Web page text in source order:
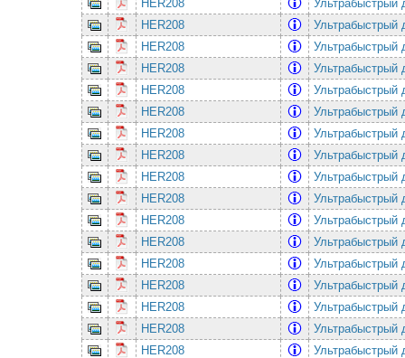
HER208
HER208
HER208
HER208
HER208
HER208
HER208
HER208
HER208
HER208
HER208
HER208
HER208
HER208
HER208
HER208
HER208